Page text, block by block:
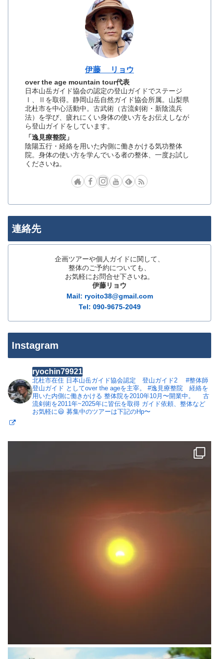
伊藤 リョウ
over the age mountain tour代表
日本山岳ガイド協会の認定の登山ガイドでステージ
Ⅰ、Ⅱを取得。静岡山岳自然ガイド協会所属。山梨県
北杜市を中心活動中。古武術（古流剣術・新陰流兵
法）を学び、疲れにくい身体の使い方をお伝えしなが
ら登山ガイドをしています。
「逸見療整院」
陰陽五行・経絡を用いた内側に働きかける気功整体
院。身体の使い方を学んでいる者の整体、一度お試し
くださいね。
連絡先
企画ツアーや個人ガイドに関して、
整体のご予約についても、
お気軽にお問合せ下さいね。
伊藤リョウ
Mail: ryoito38@gmail.com
Tel: 090-9675-2049
Instagram
ryochin79921
北杜市在住 日本山岳ガイド協会認定 登山ガイド2
#整体師
登山ガイド としてover the ageを主宰。
#逸見療整院 経絡を
用いた内側に働きかける 整体院を2010年10月〜開業中。
古
流剣術を2011年~2025年に皆伝を取得 ガイド依頼、整体など
お気軽に😃 募集中のツアーは下記のHp〜